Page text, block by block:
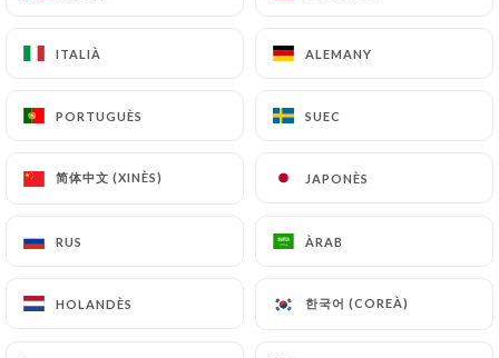
ITALIÀ ALEMANY
PORTUGUÈS SUEC
简体中文 (XINÈS) JAPONÈS
RUS ÀRAB
HOLANDÈS 한국어 (COREÀ)
ITALIÀ ALEMANY
PORTUGUÈS SUEC
简体中文 (XINÈS) JAPONÈS
RUS ÀRAB
HOLANDÈS 한국어 (COREÀ)